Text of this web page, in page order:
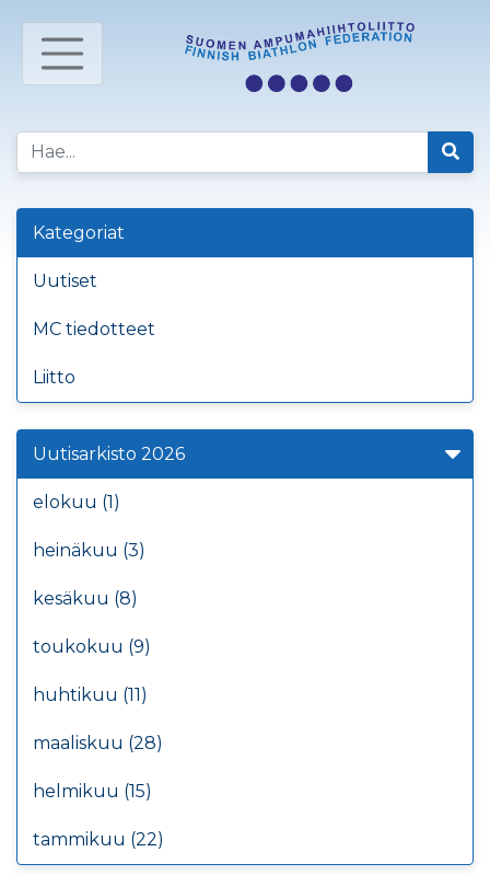
Kategoriat
Uutiset
MC tiedotteet
Liitto
Uutisarkisto 2026
elokuu (1)
heinäkuu (3)
kesäkuu (8)
toukokuu (9)
huhtikuu (11)
maaliskuu (28)
helmikuu (15)
tammikuu (22)